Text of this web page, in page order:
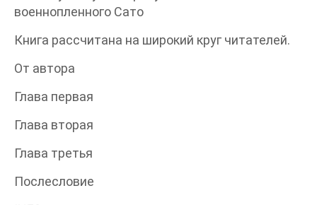
военнопленного Сато
Книга рассчитана на широкий круг читателей.
От автора
Глава первая
Глава вторая
Глава третья
Послесловие